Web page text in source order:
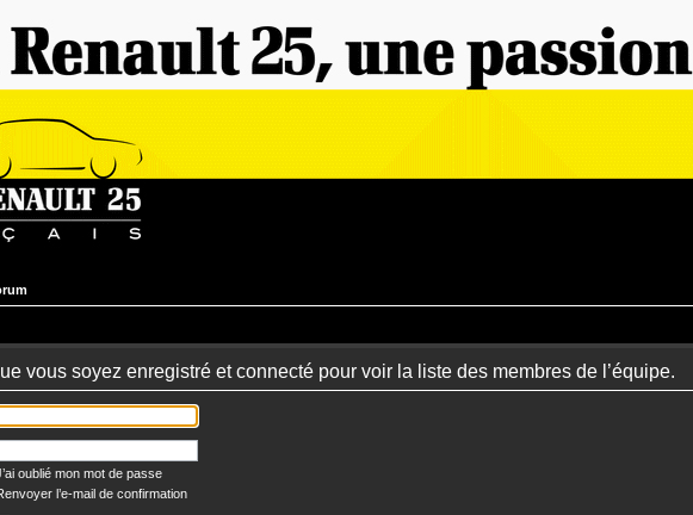
vous soyez enregistré et connecté pour voir la liste des membres de l’équipe.
oublié mon mot de passe
l’e-mail de confirmation